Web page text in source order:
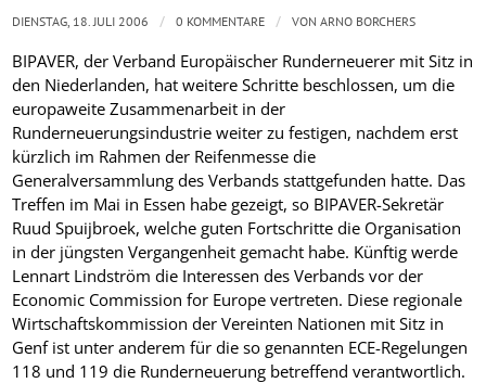
BIPAVER, der Verband Europäischer Runderneuerer mit Sitz in
den Niederlanden, hat weitere Schritte beschlossen, um die
europaweite Zusammenarbeit in der
Runderneuerungsindustrie weiter zu festigen, nachdem erst
kürzlich im Rahmen der Reifenmesse die
Generalversammlung des Verbands stattgefunden hatte. Das
Treffen im Mai in Essen habe gezeigt, so BIPAVER-Sekretär
Ruud Spuijbroek, welche guten Fortschritte die Organisation
in der jüngsten Vergangenheit gemacht habe. Künftig werde
Lennart Lindström die Interessen des Verbands vor der
Economic Commission for Europe vertreten. Diese regionale
Wirtschaftskommission der Vereinten Nationen mit Sitz in
Genf ist unter anderem für die so genannten ECE-Regelungen
118 und 119 die Runderneuerung betreffend verantwortlich.
DIENSTAG, 18. JULI 2006 / 0 KOMMENTARE / VONARNO BORCHERS